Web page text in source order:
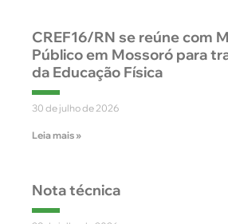
CREF16/RN se reúne com
Público em Mossoró para
da Educação Física
30 de julho de 2026
Leia mais »
Nota técnica